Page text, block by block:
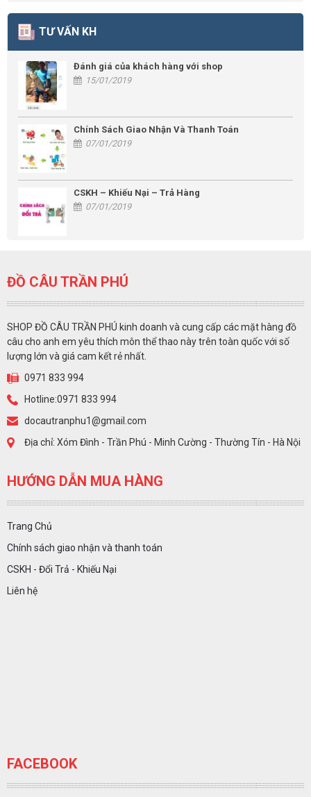
TƯ VẤN KH
Đánh giá của khách hàng với shop
15/01/2019
Chính Sách Giao Nhận Và Thanh Toán
07/01/2019
CSKH – Khiếu Nại – Trả Hàng
07/01/2019
ĐỒ CÂU TRẦN PHÚ
SHOP ĐỒ CÂU TRẦN PHÚ kinh doanh và cung cấp các mặt hàng đồ
câu cho anh em yêu thích môn thể thao này trên toàn quốc với số
lượng lớn và giá cam kết rẻ nhất.
0971 833 994
Hotline:0971 833 994
docautranphu1@gmail.com
Địa chỉ: Xóm Đình - Trần Phú - Minh Cường - Thường Tín - Hà Nội
HƯỚNG DẪN MUA HÀNG
Trang Chủ
Chính sách giao nhận và thanh toán
CSKH - Đổi Trả - Khiếu Nại
Liên hệ
FACEBOOK